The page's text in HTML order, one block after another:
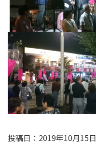
投稿日：2019年10月15日